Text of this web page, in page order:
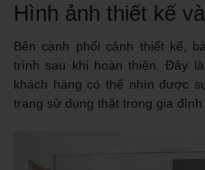
Hình ảnh thiết kế
Bên cạnh phối cảnh thiết kế,
trình sau khi hoàn thiện. Đây
khách hàng có thể nhìn được
trạng sử dụng thật trong gia đình